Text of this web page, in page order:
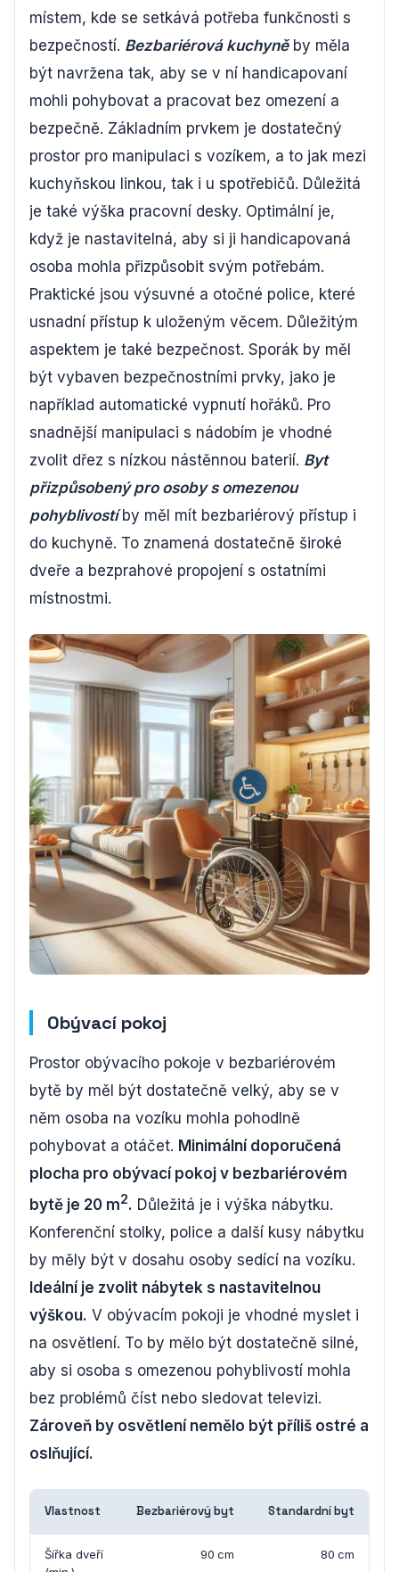
místem, kde se setkává potřeba funkčnosti s
bezpečností. Bezbariérová kuchyněby měla
být navržena tak, aby se v ní handicapovaní
mohli pohybovat a pracovat bez omezení a
bezpečně. Základním prvkem je dostatečný
prostor pro manipulaci s vozíkem, a to jak mezi
kuchyňskou linkou, tak i u spotřebičů. Důležitá
je také výška pracovní desky. Optimální je,
když je nastavitelná, aby si ji handicapovaná
osoba mohla přizpůsobit svým potřebám.
Praktické jsou výsuvné a otočné police, které
usnadní přístup k uloženým věcem. Důležitým
aspektem je také bezpečnost. Sporák by měl
být vybaven bezpečnostními prvky, jako je
například automatické vypnutí hořáků. Pro
snadnější manipulaci s nádobím je vhodné
zvolit dřez s nízkou nástěnnou baterií. Byt
přizpůsobený pro osoby s omezenou
pohyblivostíby měl mít bezbariérový přístup i
do kuchyně. To znamená dostatečně široké
dveře a bezprahové propojení s ostatními
místnostmi.
Obývací pokoj
Prostor obývacího pokoje v bezbariérovém
bytě by měl být dostatečně velký, aby se v
něm osoba na vozíku mohla pohodlně
pohybovat a otáčet. Minimální doporučená
plocha pro obývací pokoj v bezbariérovém
bytě je 20 m2. Důležitá je i výška nábytku.
Konferenční stolky, police a další kusy nábytku
by měly být v dosahu osoby sedící na vozíku.
Ideální je zvolit nábytek s nastavitelnou
výškou. V obývacím pokoji je vhodné myslet i
na osvětlení. To by mělo být dostatečně silné,
aby si osoba s omezenou pohyblivostí mohla
bez problémů číst nebo sledovat televizi.
Zároveň by osvětlení nemělo být příliš ostré a
oslňující.
Vlastnost Bezbariérový byt Standardní byt
Šířka dveří
90 cm 80 cm